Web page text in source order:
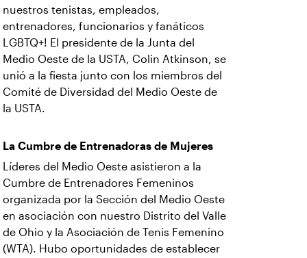
nuestros tenistas, empleados,
entrenadores, funcionarios y fanáticos
LGBTQ+! El presidente de la Junta del
Medio Oeste de la USTA, Colin Atkinson, se
unió a la fiesta junto con los miembros del
Comité de Diversidad del Medio Oeste de
la USTA.
La Cumbre de Entrenadoras de Mujeres
Líderes del Medio Oeste asistieron a la
Cumbre de Entrenadores Femeninos
organizada por la Sección del Medio Oeste
en asociación con nuestro Distrito del Valle
de Ohio y la Asociación de Tenis Femenino
(WTA). Hubo oportunidades de establecer